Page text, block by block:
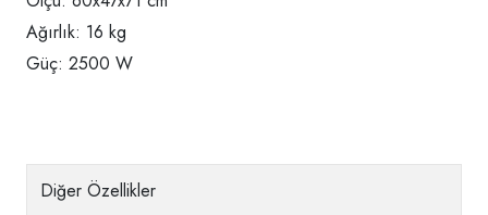
Ağırlık: 16 kg
Güç: 2500 W
Diğer Özellikler